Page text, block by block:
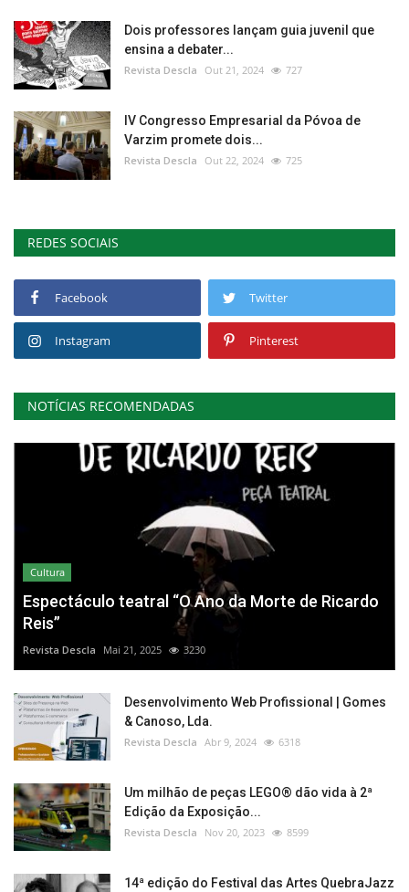
Dois professores lançam guia juvenil que
ensina a debater...
Revista Descla Out 21, 2024 727
IV Congresso Empresarial da Póvoa de
Varzim promete dois...
Revista Descla Out 22, 2024 725
REDES SOCIAIS
Facebook Twitter
Instagram Pinterest
NOTÍCIAS RECOMENDADAS
Cultura
Espectáculo teatral “O Ano da Morte de Ricardo
Reis”
Revista Descla Mai 21, 2025 3230
Desenvolvimento Web Profissional | Gomes
& Canoso, Lda.
Revista Descla Abr 9, 2024 6318
Um milhão de peças LEGO® dão vida à 2ª
Edição da Exposição...
Revista Descla Nov 20, 2023 8599
14ª edição do Festival das Artes QuebraJazz